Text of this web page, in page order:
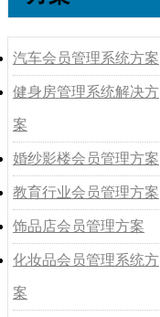
汽车会员管理系统方案
健身房管理系统解决方
案
婚纱影楼会员管理方案
教育行业会员管理方案
饰品店会员管理方案
化妆品会员管理系统方
案